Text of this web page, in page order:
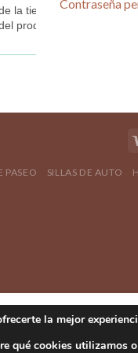
la tienda
4.80 / 5
producto
Contraseña
PASEO SILLAS DE AUTO
la mejor
qué cookies utilizamos